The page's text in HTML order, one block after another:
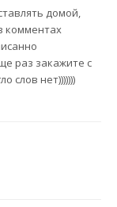
домой,
комментах
раз закажите с
слов нет)))))))